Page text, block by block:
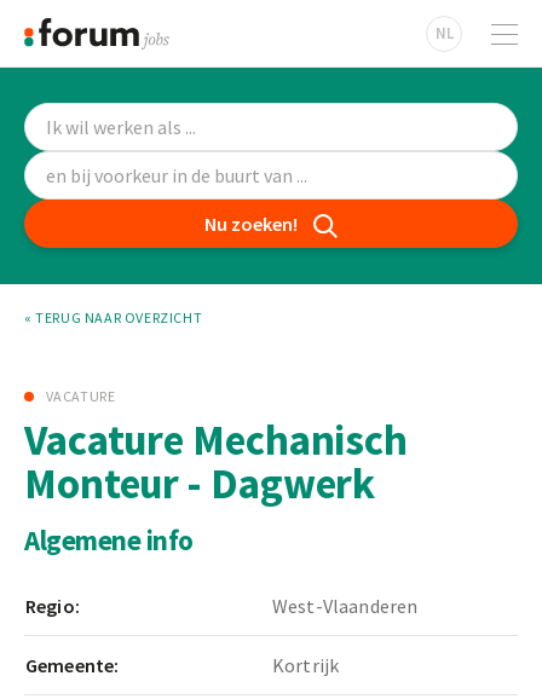
NL
Nu zoeken!
« TERUG NAAR OVERZICHT
VACATURE
Vacature Mechanisch
Monteur - Dagwerk
Algemene info
Regio: West-Vlaanderen
Gemeente: Kortrijk